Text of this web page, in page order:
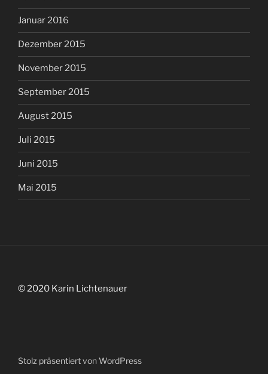
Januar 2016
Dezember 2015
November 2015
September 2015
August 2015
Juli 2015
Juni 2015
Mai 2015
© 2020 Karin Lichtenauer
Stolz präsentiert von WordPress